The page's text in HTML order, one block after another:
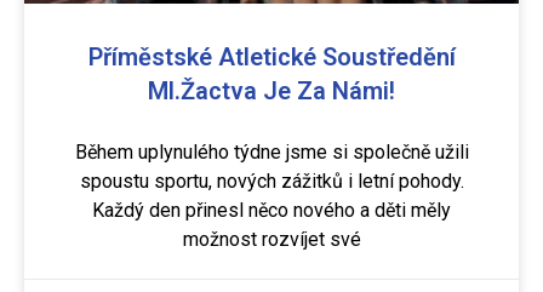
Příměstské Atletické Soustředění
Ml.žactva Je Za Námi!
Během uplynulého týdne jsme si společně užili
spoustu sportu, nových zážitků i letní pohody.
Každý den přinesl něco nového a děti měly
možnost rozvíjet své